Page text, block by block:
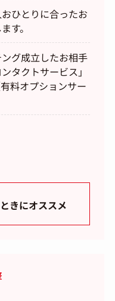
ひとりに合ったお
す。
グ成立したお相手
タクトサービス」
料オプションサー
きにオススメ